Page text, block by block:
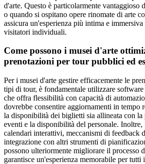
d'arte. Questo è particolarmente vantaggioso
o quando si ospitano opere rinomate di arte
assicura un'esperienza più intima e
visitatori individuali.
Come possono i musei d'arte
prenotazioni per tour pubblici ed
Per i musei d'arte gestire efficacemente le
tipi di tour, è fondamentale utilizzare
che offra flessibilità con capacità di
dovrebbe consentire aggiornamenti in tempo
la disponibilità dei biglietti sia allineata con
eventi e la disponibilità del personale.
calendari interattivi, meccanismi di feedback
integrazione con altri strumenti di
possono ulteriormente migliorare il processo
garantisce un'esperienza memorabile per tutti